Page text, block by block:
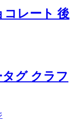
コレート 後
グ クラフ